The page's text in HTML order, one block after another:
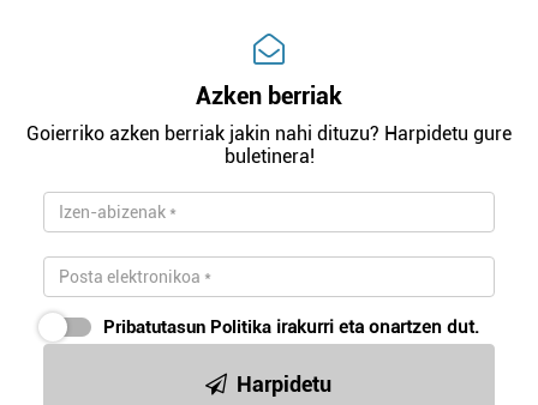
Azken berriak
Goierriko azken berriak jakin nahi dituzu? Harpidetu gure
buletinera!
Pribatutasun Politika irakurri eta onartzen dut.
Harpidetu